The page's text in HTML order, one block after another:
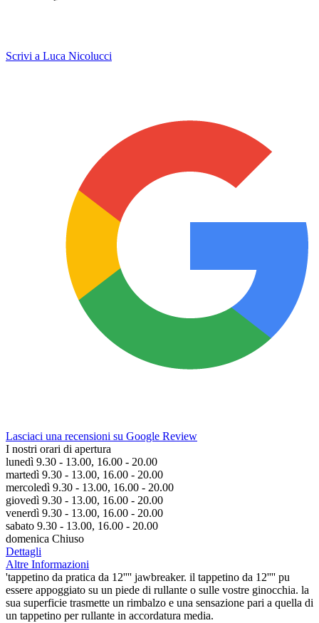
Scrivi a Luca Nicolucci
Lasciaci una recensioni su Google Review
I nostri orari di apertura
lunedì 9.30 - 13.00, 16.00 - 20.00
martedì 9.30 - 13.00, 16.00 - 20.00
mercoledì 9.30 - 13.00, 16.00 - 20.00
giovedì 9.30 - 13.00, 16.00 - 20.00
venerdì 9.30 - 13.00, 16.00 - 20.00
sabato 9.30 - 13.00, 16.00 - 20.00
domenica Chiuso
Dettagli
Altre Informazioni
'tappetino da pratica da 12'''' jawbreaker. il tappetino da 12'''' pu
essere appoggiato su un piede di rullante o sulle vostre ginocchia. la
sua superficie trasmette un rimbalzo e una sensazione pari a quella di
un tappetino per rullante in accordatura media.